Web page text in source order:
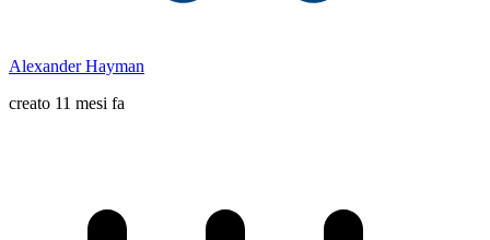
Alexander Hayman
creato 11 mesi fa